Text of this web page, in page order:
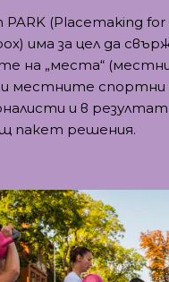
(Placemaking for
има за цел да
на „места“
и местните спортни
и в
пакет решения.